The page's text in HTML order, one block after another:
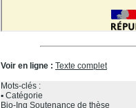
Voir en ligne : Texte complet
Mots-clés :
Catégorie
Bio-Ing Soutenance de thèse